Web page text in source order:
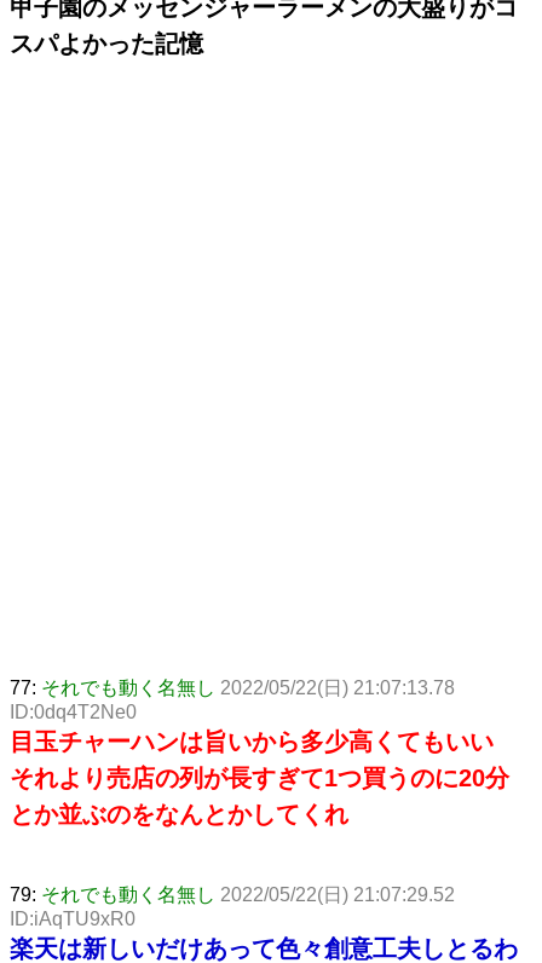
甲子園のメッセンジャーラーメンの大盛りがコ
スパよかった記憶
77: それでも動く名無し 2022/05/22(日) 21:07:13.78
ID:0dq4T2Ne0
目玉チャーハンは旨いから多少高くてもいい
それより売店の列が長すぎて1つ買うのに20分
とか並ぶのをなんとかしてくれ
79: それでも動く名無し 2022/05/22(日) 21:07:29.52
ID:iAqTU9xR0
楽天は新しいだけあって色々創意工夫しとるわ